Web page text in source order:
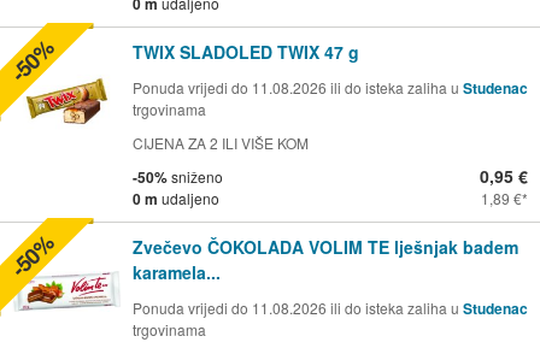
TWIX SLADOLED TWIX 47 g
Ponuda vrijedi do 11.08.2026 ili do isteka zaliha u Studenac
trgovinama
CIJENA ZA 2 ILI VIŠE KOM
-50%sniženo
0 m udaljeno
0,95 €
1,89 €
-50%
Zvečevo ČOKOLADA VOLIM TE lješnjak badem
karamela...
Ponuda vrijedi do 11.08.2026 ili do isteka zaliha u Studenac
trgovinama
-50%